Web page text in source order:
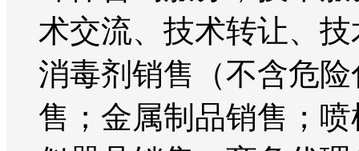
术交流、技术转让、
消毒剂销售（不含危
售；金属制品销售；